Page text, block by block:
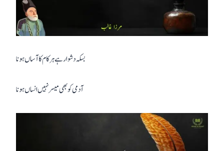
بسکہ دشوار ہے ہر کام کا آساں ہونا
آدمی کو بھی میسر نہیں انساں ہونا